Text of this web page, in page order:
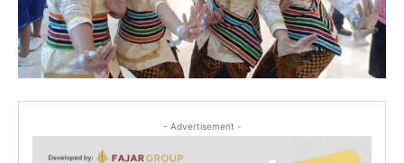
- Advertisement -